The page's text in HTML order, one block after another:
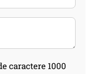
caractere 1000